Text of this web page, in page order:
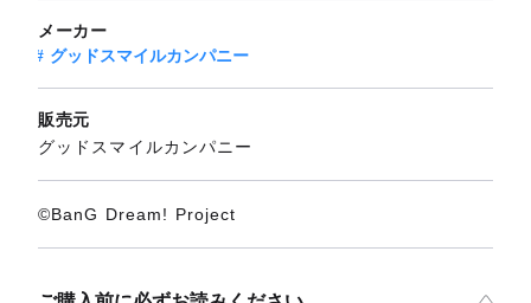
メーカー
グッドスマイルカンパニー
販売元
グッドスマイルカンパニー
©BanG Dream! Project